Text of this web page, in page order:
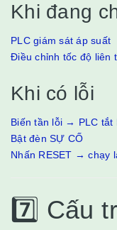
Khi đang
PLC giám sát áp suất
Điều chỉnh tốc độ liên
Khi có lỗi
Biến tần lỗi → PLC tắt
Bật đèn SỰ CỐ
Nhấn RESET → chạy
7️⃣ Cấu